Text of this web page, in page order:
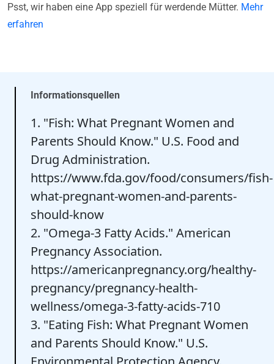
Psst, wir haben eine App speziell für werdende Mütter. Mehr
erfahren
Informationsquellen
1. "Fish: What Pregnant Women and
Parents Should Know." U.S. Food and
Drug Administration.
https://www.fda.gov/food/consumers/fish-
what-pregnant-women-and-parents-
should-know
2. "Omega-3 Fatty Acids." American
Pregnancy Association.
https://americanpregnancy.org/healthy-
pregnancy/pregnancy-health-
wellness/omega-3-fatty-acids-710
3. "Eating Fish: What Pregnant Women
and Parents Should Know." U.S.